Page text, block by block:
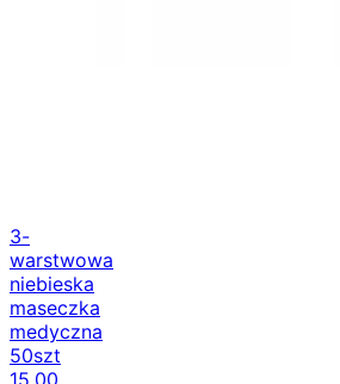
3-
warstwowa
niebieska
maseczka
medyczna
50szt
15.00